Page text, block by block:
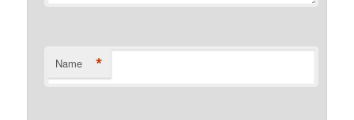
Name *